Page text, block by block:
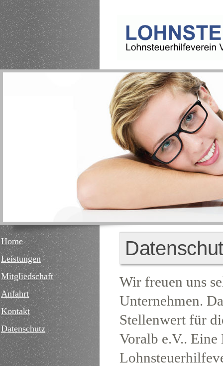
Home
Leistungen
Mitgliedschaft
Anfahrt
Kontakt
Datenschutz
Wir freuen uns
Unternehmen.
Stellenwert für
Voralb e.V..